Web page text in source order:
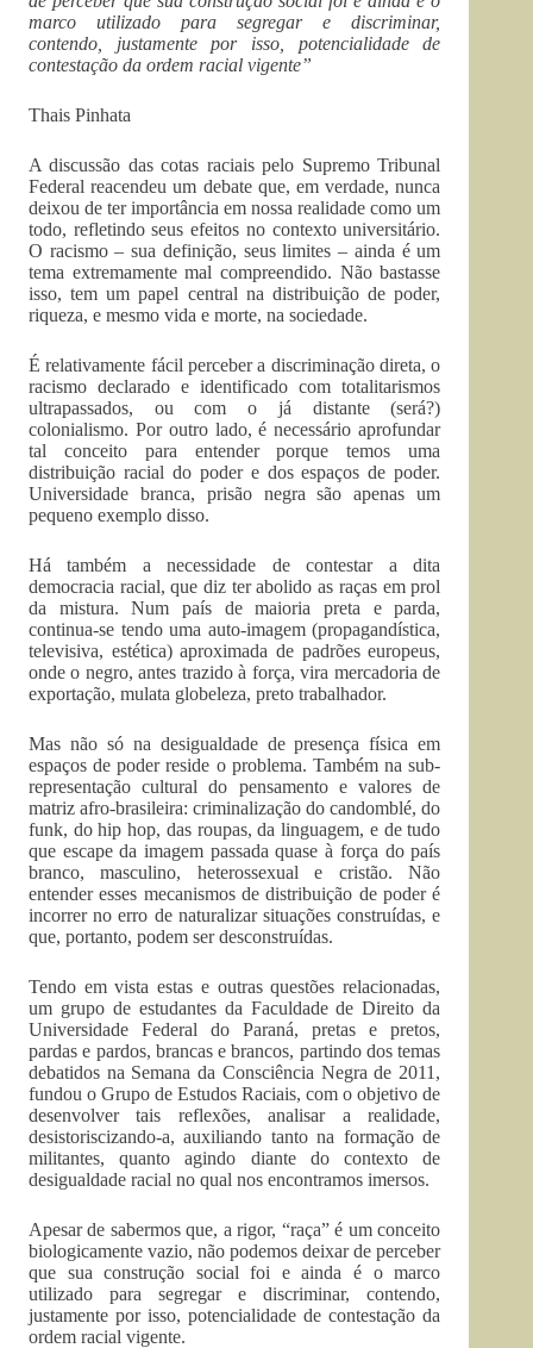
marco utilizado para segregar e discriminar,
contendo, justamente por isso, potencialidade de
contestação da ordem racial vigente”
Thais Pinhata
A discussão das cotas raciais pelo Supremo Tribunal
Federal reacendeu um debate que, em verdade, nunca
deixou de ter importância em nossa realidade como um
todo, refletindo seus efeitos no contexto universitário.
O racismo – sua definição, seus limites – ainda é um
tema extremamente mal compreendido. Não bastasse
isso, tem um papel central na distribuição de poder,
riqueza, e mesmo vida e morte, na sociedade.
É relativamente fácil perceber a discriminação direta, o
racismo declarado e identificado com totalitarismos
ultrapassados, ou com o já distante (será?)
colonialismo. Por outro lado, é necessário aprofundar
tal conceito para entender porque temos uma
distribuição racial do poder e dos espaços de poder.
Universidade branca, prisão negra são apenas um
pequeno exemplo disso.
Há também a necessidade de contestar a dita
democracia racial, que diz ter abolido as raças em prol
da mistura. Num país de maioria preta e parda,
continua-se tendo uma auto-imagem (propagandística,
televisiva, estética) aproximada de padrões europeus,
onde o negro, antes trazido à força, vira mercadoria de
exportação, mulata globeleza, preto trabalhador.
Mas não só na desigualdade de presença física em
espaços de poder reside o problema. Também na sub-
representação cultural do pensamento e valores de
matriz afro-brasileira: criminalização do candomblé, do
funk, do hip hop, das roupas, da linguagem, e de tudo
que escape da imagem passada quase à força do país
branco, masculino, heterossexual e cristão. Não
entender esses mecanismos de distribuição de poder é
incorrer no erro de naturalizar situações construídas, e
que, portanto, podem ser desconstruídas.
Tendo em vista estas e outras questões relacionadas,
um grupo de estudantes da Faculdade de Direito da
Universidade Federal do Paraná, pretas e pretos,
pardas e pardos, brancas e brancos, partindo dos temas
debatidos na Semana da Consciência Negra de 2011,
fundou o Grupo de Estudos Raciais, com o objetivo de
desenvolver tais reflexões, analisar a realidade,
desistoriscizando-a, auxiliando tanto na formação de
militantes, quanto agindo diante do contexto de
desigualdade racial no qual nos encontramos imersos.
Apesar de sabermos que, a rigor, “raça” é um conceito
biologicamente vazio, não podemos deixar de perceber
que sua construção social foi e ainda é o marco
utilizado para segregar e discriminar, contendo,
justamente por isso, potencialidade de contestação da
ordem racial vigente.